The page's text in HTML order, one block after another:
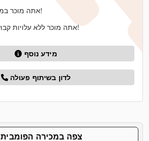
אתה מוכר במחיר הגבוה ביותר!
אתה מוכר ללא עלויות קבועות וללא סיכונים!
מידע נוסף
לדון בשיתוף פעולה
צפה במכירה הפומבית